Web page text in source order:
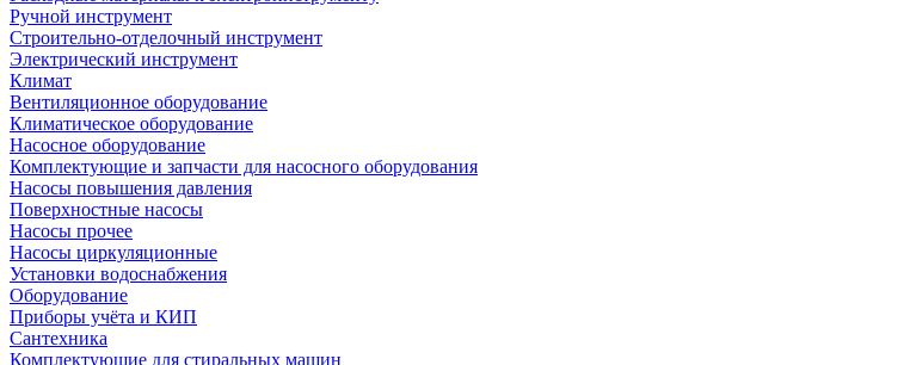
Ручной инструмент
Строительно-отделочный инструмент
Электрический инструмент
Климат
Вентиляционное оборудование
Климатическое оборудование
Насосное оборудование
Комплектующие и запчасти для насосного оборудования
Насосы повышения давления
Поверхностные насосы
Насосы прочее
Насосы циркуляционные
Установки водоснабжения
Оборудование
Приборы учёта и КИП
Сантехника
Комплектующие для стиральных машин